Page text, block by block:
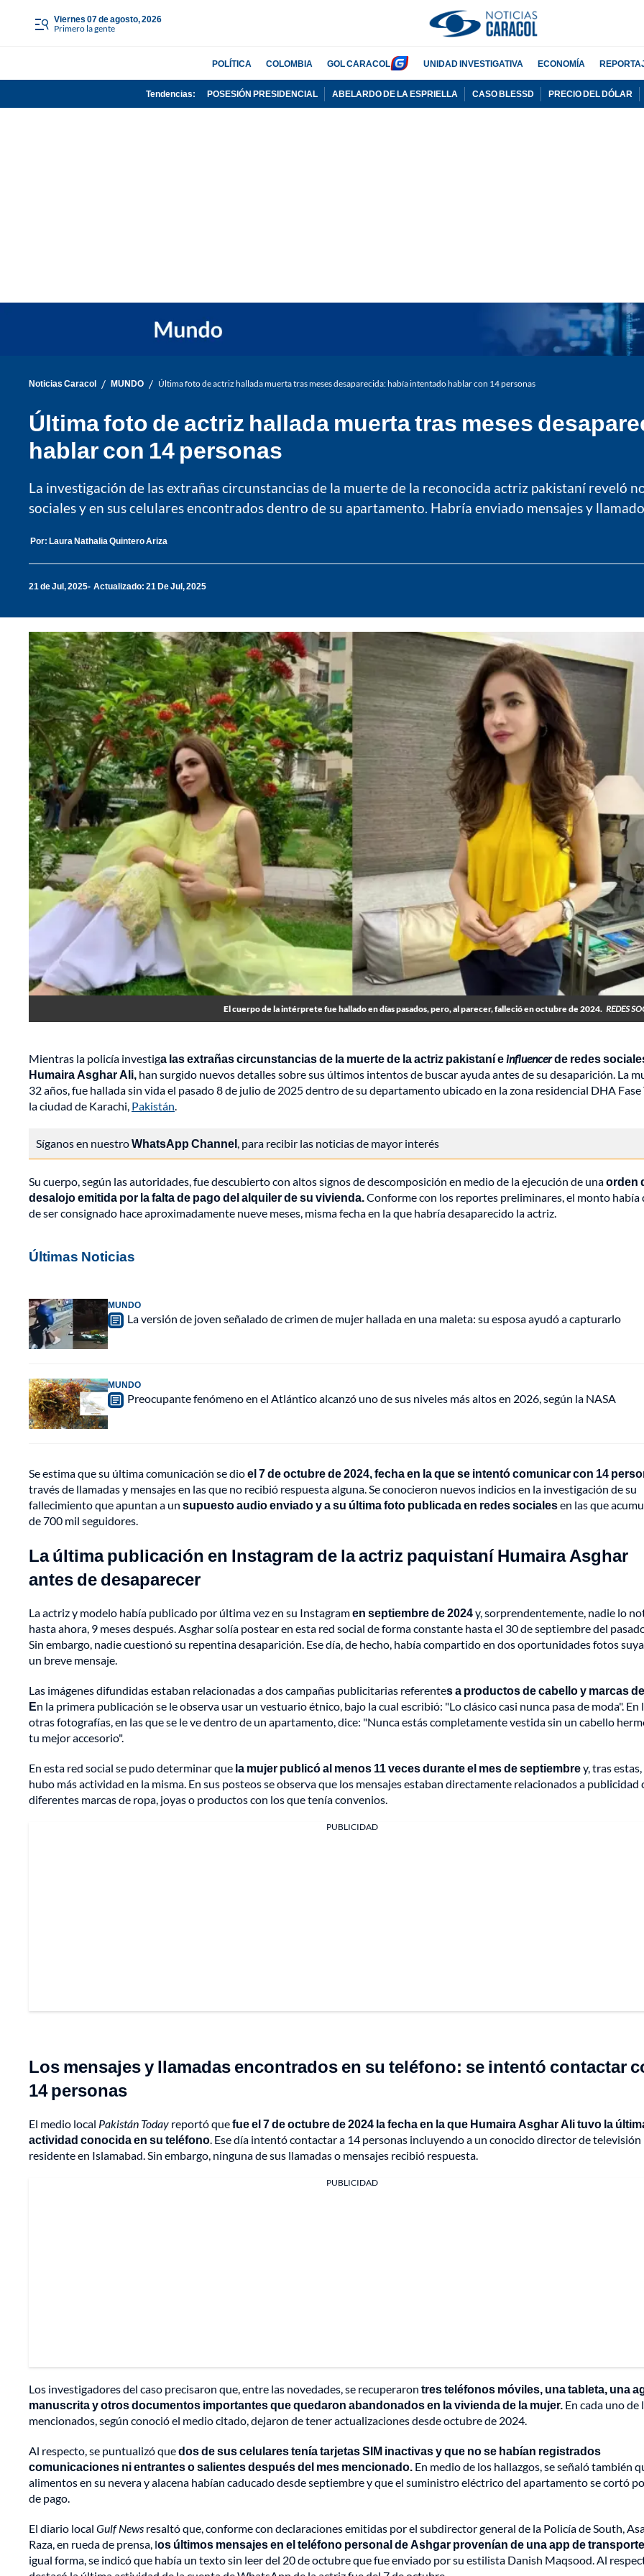
viernes 07 de agosto, 2026
Primero la gente
POLÍTICA COLOMBIA GOL CARACOL UNIDAD INVESTIGATIVA ECONOMÍA
Tendencias: POSESIÓN PRESIDENCIAL ABELARDO DE LA ESPRIELLA CASO BLESSD PRECIO DEL DÓLAR
Noticias Caracol / MUNDO / Última foto de actriz hallada muerta tras meses desaparecida: había intentado hablar con 14 personas
Última foto de actriz hallada muerta tras meses
hablar con 14 personas
La investigación de las extrañas circunstancias de la muerte de la reconocida actriz pakistaní reveló
sociales y en sus celulares encontrados dentro de su apartamento. Habría enviado mensajes y
Por: Laura Nathalia Quintero Ariza
21 de Jul, 2025 Actualizado: 21 De Jul, 2025
El cuerpo de la intérprete fue hallado en días pasados, pero, al parecer, falleció en octubre de 2024. REDES
Mientras la policía investiga las extrañas circunstancias de la muerte de la actriz pakistaní einfluencerde redes
Humaira Asghar Ali, han surgido nuevos detalles sobre sus últimos intentos de buscar ayuda antes de su desaparición. La
32 años, fue hallada sin vida el pasado 8 de julio de 2025 dentro de su departamento ubicado en la zona residencial DHA Fase
la ciudad de Karachi, Pakistán.
Síganos en nuestroWhatsApp Channel, para recibir las noticias de mayor interés
Su cuerpo, según las autoridades, fue descubierto con altos signos de descomposición en medio de la ejecución de unaorden
desalojo emitida por la falta de pago del alquiler de su vivienda.Conforme con los reportes preliminares, el monto había
de ser consignado hace aproximadamente nueve meses, misma fecha en la que habría desaparecido la actriz.
Últimas Noticias
MUNDO
La versión de joven señalado de crimen de mujer hallada en una maleta: su esposa ayudó a capturarlo
MUNDO
Preocupante fenómeno en el Atlántico alcanzó uno de sus niveles más altos en 2026, según la NASA
Se estima que su última comunicación se dioel 7 de octubre de 2024, fecha en la que se intentó comunicar con 14
través de llamadas y mensajes en las que no recibió respuesta alguna. Se conocieron nuevos indicios en la investigación de su
fallecimiento que apuntan a un supuesto audio enviado y a su última foto publicada en redes socialesen las que
de 700 mil seguidores.
La última publicación en Instagram de la actriz paquistaní Humaira Asghar
antes de desaparecer
La actriz y modelo había publicado por última vez en su Instagramen septiembre de 2024y, sorprendentemente, nadie lo
hasta ahora, 9 meses después. Asghar solía postear en esta red social de forma constante hasta el 30 de septiembre del
Sin embargo, nadie cuestionó su repentina desaparición. Ese día, de hecho, había compartido en dos oportunidades fotos
un breve mensaje.
Las imágenes difundidas estaban relacionadas a dos campañas publicitarias referentes a productos de cabello y marcas
En la primera publicación se le observa usar un vestuario étnico, bajo la cual escribió: "Lo clásico casi nunca pasa de moda". En
otras fotografías, en las que se le ve dentro de un apartamento, dice: "Nunca estás completamente vestida sin un cabello
tu mejor accesorio".
En esta red social se pudo determinar que la mujer publicó al menos 11 veces durante el mes de septiembrey, tras
hubo más actividad en la misma. En sus posteos se observa que los mensajes estaban directamente relacionados a publicidad
diferentes marcas de ropa, joyas o productos con los que tenía convenios.
PUBLICIDAD
Los mensajes y llamadas encontrados en su teléfono: se intentó contactar
14 personas
El medio local Pakistán Today reportó quefue el 7 de octubre de 2024 la fecha en la que Humaira Asghar Ali tuvo la
actividad conocida en su teléfono. Ese día intentó contactar a 14 personas incluyendo a un conocido director de televisión
residente en Islamabad. Sin embargo, ninguna de sus llamadas o mensajes recibió respuesta.
PUBLICIDAD
Los investigadores del caso precisaron que, entre las novedades, se recuperaron tres teléfonos móviles, una tableta, una
manuscrita y otros documentos importantes que quedaron abandonados en la vivienda de la mujer. En cada uno de
mencionados, según conoció el medio citado, dejaron de tener actualizaciones desde octubre de 2024.
Al respecto, se puntualizó quedos de sus celulares tenía tarjetas SIM inactivas y que no se habían registrados
comunicaciones ni entrantes o salientes después del mes mencionado. En medio de los hallazgos, se señaló también
alimentos en su nevera y alacena habían caducado desde septiembre y que el suministro eléctrico del apartamento se cortó
de pago.
El diario local Gulf News resaltó que, conforme con declaraciones emitidas por el subdirector general de la Policía de South,
Raza, en rueda de prensa, los últimos mensajes en el teléfono personal de Ashgar provenían de una app de
igual forma, se indicó que había un texto sin leer del 20 de octubre que fue enviado por su estilista Danish Maqsood. Al